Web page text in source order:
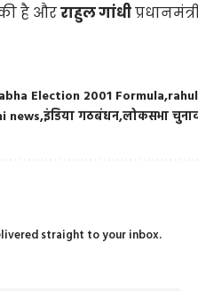
है औरराहुल गांधी
Election 2001 Formula
newsइंडिया गठबंधनलोकसभा
straight to your inbox.